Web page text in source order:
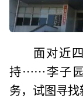
面对近
持……李子园
务，试图寻找